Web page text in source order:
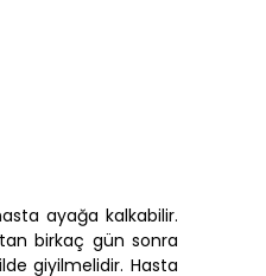
ayağa kalkabilir.
birkaç gün sonra
giyilmelidir. Hasta